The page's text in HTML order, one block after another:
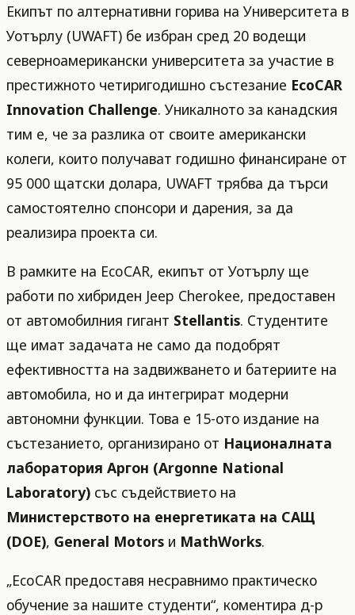
Екипът по алтернативни горива на Университета в
Уотърлу (UWAFT) бе избран сред 20 водещи
северноамерикански университета за участие в
престижното четиригодишно състезание EcoCAR
Innovation Challenge. Уникалното за канадския
тим е, че за разлика от своите американски
колеги, които получават годишно финансиране от
95 000 щатски долара, UWAFT трябва да търси
самостоятелно спонсори и дарения, за да
реализира проекта си.
В рамките на EcoCAR, екипът от Уотърлу ще
работи по хибриден Jeep Cherokee, предоставен
от автомобилния гигант Stellantis. Студентите
ще имат задачата не само да подобрят
ефективността на задвижването и батериите на
автомобила, но и да интегрират модерни
автономни функции. Това е 15-ото издание на
състезанието, организирано от Националната
лаборатория Аргон (Argonne National
Laboratory) със съдействието на
Министерството на енергетиката на САЩ
(DOE), General Motors и MathWorks.
„EcoCAR предоставя несравнимо практическо
обучение за нашите студенти“, коментира д-р